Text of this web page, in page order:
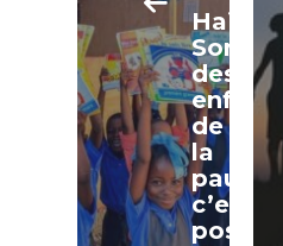
Haïti.
Sortir
des
enfants
de
la
c’est